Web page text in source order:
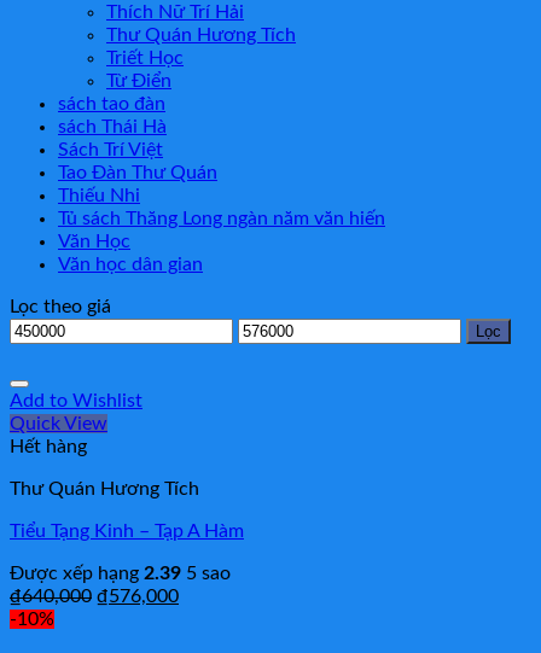
Thích Nữ Trí Hải
Thư Quán Hương Tích
Triết Học
Từ Điển
sách tao đàn
sách Thái Hà
Sách Trí Việt
Tao Đàn Thư Quán
Thiếu Nhi
Tủ sách Thăng Long ngàn năm văn hiến
Văn Học
Văn học dân gian
Lọc theo giá
Giá
Giá
Lọc
Add to Wishlist
Quick View
Hết hàng
Thư Quán Hương Tích
Tiểu Tạng Kinh – Tạp A Hàm
Được xếp hạng 2.39 5 sao
₫640,000 ₫576,000
-10%